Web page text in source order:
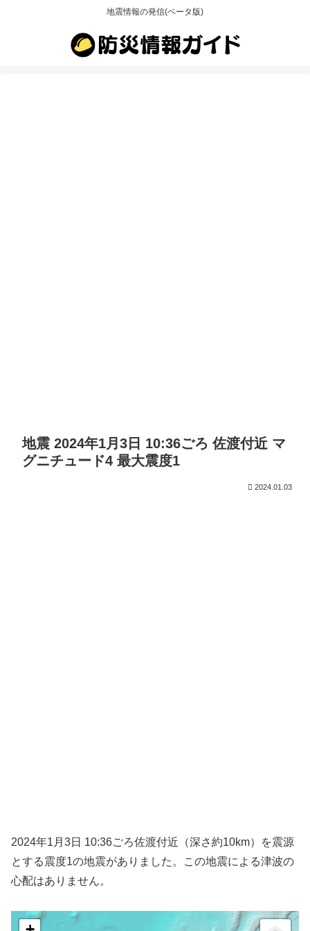
地震情報の発信(ベータ版)
地震 2024年1月3日 10:36ごろ 佐渡付近 マ
グニチュード4 最大震度1
2024.01.03
2024年1月3日 10:36ごろ佐渡付近（深さ約10km）を震源
とする震度1の地震がありました。この地震による津波の
心配はありません。